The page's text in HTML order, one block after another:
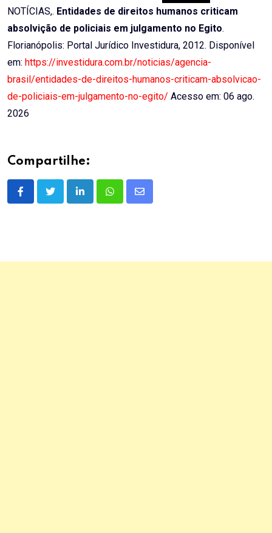
NOTÍCIAS,. Entidades de direitos humanos criticam
absolvição de policiais em julgamento no Egito.
Florianópolis: Portal Jurídico Investidura, 2012. Disponível
em: https://investidura.com.br/noticias/agencia-
brasil/entidades-de-direitos-humanos-criticam-absolvicao-
de-policiais-em-julgamento-no-egito/ Acesso em: 06 ago.
2026
Compartilhe:
LinkedInWhatsappShare